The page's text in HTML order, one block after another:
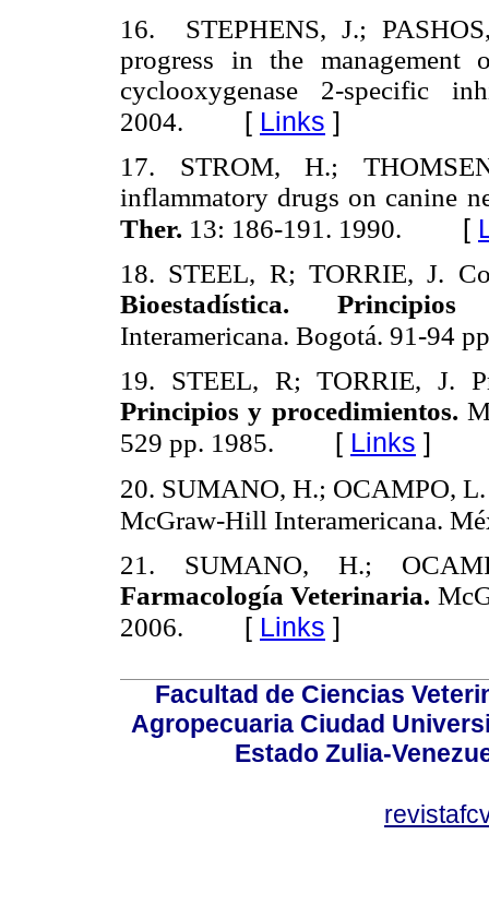
16. STEPHENS, J.;
progress in the
cyclooxygenase 2-specific
2004. [ Links ]
17. STROM, H.;
inflammatory drugs on canine
Ther. 13: 186-191. 1990. [
18. STEEL, R; TORRIE, J.
Bioestadística.
Interamericana. Bogotá. 91-94
19. STEEL, R; TORRIE, J.
Principios y procedimientos.
529 pp. 1985. [ Links ]
20. SUMANO, H.; OCAMPO,
McGraw-Hill Interamericana.
21. SUMANO, H.;
Farmacología Veterinaria.
2006. [ Links ]
Facultad de Ciencias
Agropecuaria Ciudad
Estado Zulia-